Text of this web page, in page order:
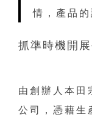
情，產品的
抓準時機開
由創辦人本田
公司，憑藉生